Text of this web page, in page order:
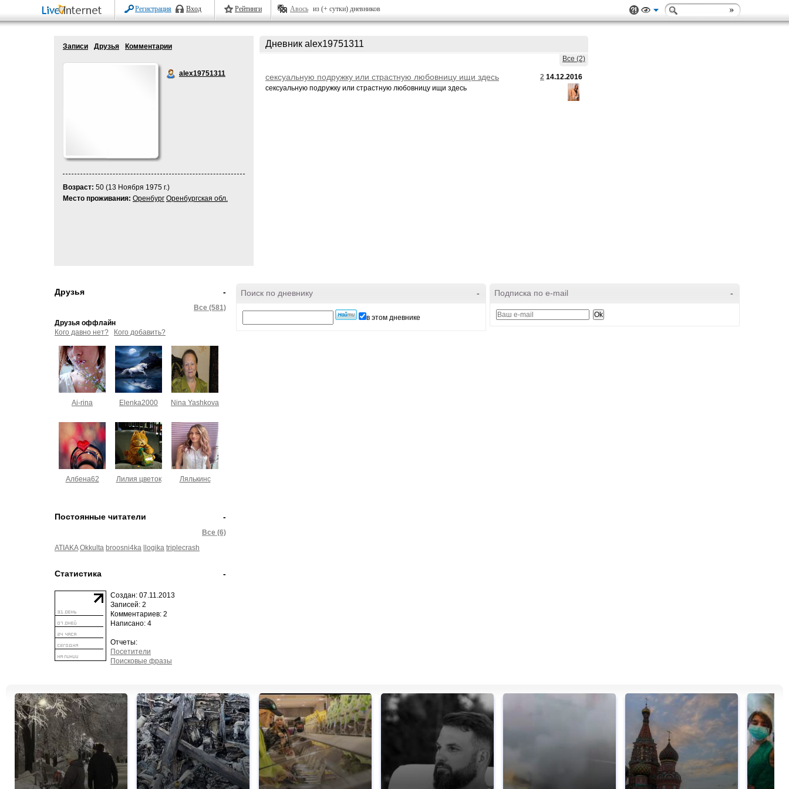
Регистрация Вход Рейтинги Авось из (+ сутки) дневников
Записи Друзья Комментарии
alex19751311
Возраст: 50 (13 Ноября 1975 г.)
Место проживания: Оренбург Оренбургская обл.
Дневник alex19751311
Все (2)
2 14.12.2016
сексуальную подружку или страстную любовницу ищи здесь
сексуальную подружку или страстную любовницу ищи здесь
-
Друзья
Все (581)
Друзья оффлайн
Кого давно нет?
Кого добавить?
Ai-rina Elenka2000 Nina Yashkova
Албена62 Лилия цветок Лялькинс
-
Постоянные читатели
Все (6)
ATIAKA Okkulta broosni4ka llogika triplecrash
-
Статистика
Создан: 07.11.2013
Записей: 2
Комментариев: 2
Написано: 4
Отчеты:
Посетители
Поисковые фразы
-
Поиск по дневнику
в этом дневнике
-
Подписка по e-mail